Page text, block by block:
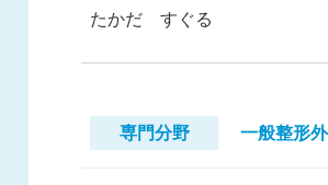
たかだ すぐる
専門分野 一般整形